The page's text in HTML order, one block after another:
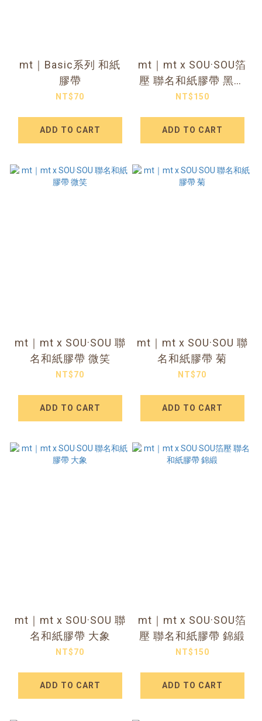
mt｜Basic系列 和紙
膠帶
NT$70
ADD TO CART
mt｜mt x SOU·SOU箔
壓 聯名和紙膠帶 黑底
金色數字
NT$150
ADD TO CART
mt｜mt x SOU·SOU 聯
名和紙膠帶 微笑
NT$70
ADD TO CART
mt｜mt x SOU·SOU 聯
名和紙膠帶 菊
NT$70
ADD TO CART
mt｜mt x SOU·SOU 聯
名和紙膠帶 大象
NT$70
ADD TO CART
mt｜mt x SOU·SOU箔
壓 聯名和紙膠帶 錦緞
NT$150
ADD TO CART